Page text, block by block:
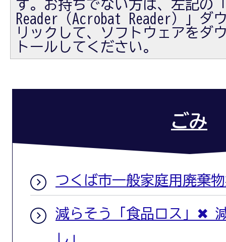
す。お持ちでない方は、左記の
Reader（Acrobat Reader）」ダ
リックして、ソフトウェアをダ
トールしてください。
ごみ
つくば市一般家庭用廃棄
減らそう「食品ロス」✖
し」